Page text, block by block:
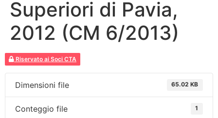
Superiori di Pavia,
2012 (CM 6/2013)
Riservato ai Soci CTA
Dimensioni file 65.02 KB
Conteggio file 1